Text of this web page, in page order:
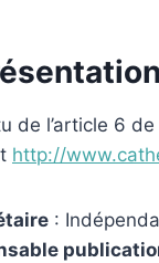
de l’article 6
http://
: